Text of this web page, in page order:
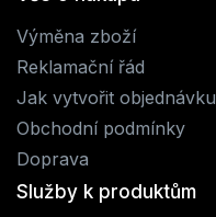
Výměna zboží
Reklamační řád
Jak vytvořit objednávku
Obchodní podmínky
Doprava
Služby k produktům